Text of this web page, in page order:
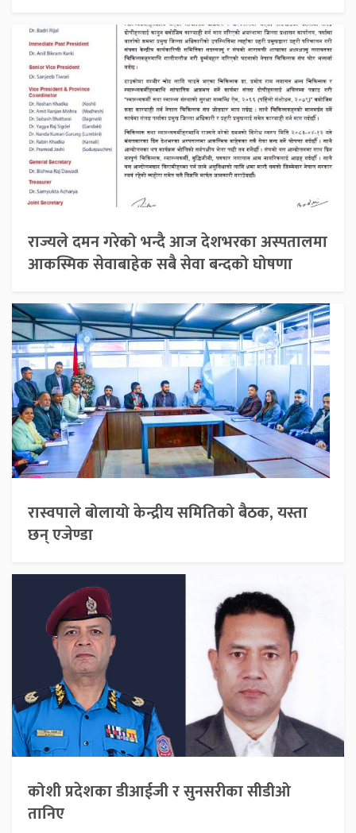
राज्यले दमन गरेको भन्दै आज देशभरका अस्पतालमा
आकस्मिक सेवाबाहेक सबै सेवा बन्दको घोषणा
रास्वपाले बोलायो केन्द्रीय समितिको बैठक, यस्ता
छन् एजेण्डा
कोशी प्रदेशका डीआईजी र सुनसरीका सीडीओ
तानिए